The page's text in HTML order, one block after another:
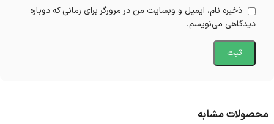
ذخیره نام، ایمیل و وبسایت من در مرورگر برای زمانی که دوباره
دیدگاهی می‌نویسم.
محصولات مشابه